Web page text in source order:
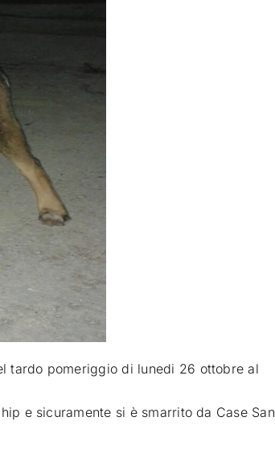
tardo pomeriggio di lunedi 26 ottobre al
e sicuramente si è smarrito da Case San